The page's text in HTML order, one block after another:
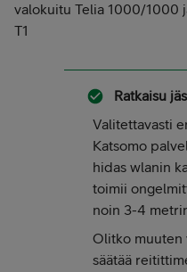
valokuitu Telia 1000/1000
T1
Ratkaisu
Valitettavasti
Katsomo
hidas wlanin
toimii
noin 3-4
Olitko muuten
säätää